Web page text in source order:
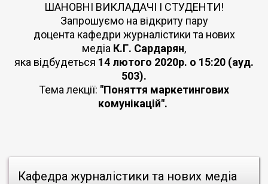
Кафедра журналістики та нових медіа
ШАНОВНІ ВИКЛАДАЧІ І СТУДЕНТИ!
Запрошуємо на відкриту пару
доцента кафедри журналістики та нових
медіа К.Г. Сардарян,
яка відбудеться 14 лютого 2020р. о 15:20 (ауд.
503).
Тема лекції: "Поняття маркетингових
комунікацій".